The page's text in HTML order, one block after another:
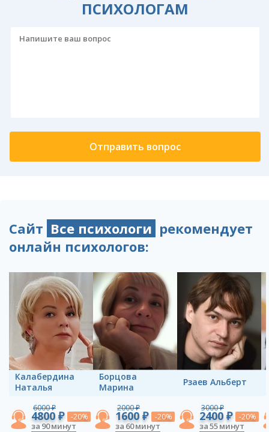
ПСИХОЛОГАМ
Сайт Все психологи рекомендует
онлайн психологов:
Калабердина
Наталья
6000 ₽
4800 ₽ -20%
за 90 минут
Борцова
Марина
2000 ₽
1600 ₽ -20%
за 60 минут
Рзаев Альберт
3000 ₽
2400 ₽ -20%
за 55 минут